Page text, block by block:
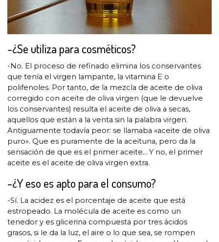
-¿Se utiliza para cosméticos?
-No. El proceso de refinado elimina los conservantes
que tenía el virgen lampante, la vitamina E o
polifenoles. Por tanto, de la mezcla de aceite de oliva
corregido con aceite de oliva virgen (que le devuelve
los conservantes) resulta el aceite de oliva a secas,
aquellos que están a la venta sin la palabra virgen.
Antiguamente todavía peor: se llamaba «aceite de oliva
puro». Que es puramente de la aceituna, pero da la
sensación de que es el primer aceite… Y no, el primer
aceite es el aceite de oliva virgen extra.
-¿Y eso es apto para el consumo?
-Sí. La acidez es el porcentaje de aceite que está
estropeado. La molécula de aceite es como un
tenedor y es glicerina compuesta por tres ácidos
grasos, si le da la luz, el aire o lo que sea, se rompen